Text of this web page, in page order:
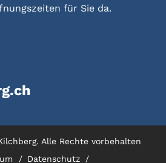
für Sie da.
Alle Rechte vorbehalten
Datenschutz